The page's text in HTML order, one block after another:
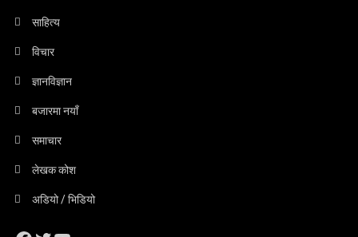
साहित्य
विचार
ज्ञानविज्ञान
बजारमा नयाँ
समाचार
लेखक कोश
अडियो / भिडियो